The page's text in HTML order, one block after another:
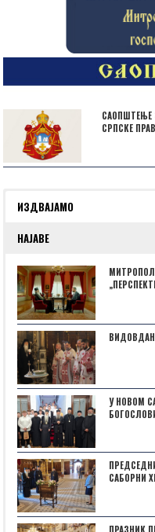
САОПШТЕЊЕ
СРПСКЕ
ИЗДВАЈАМО
НАЈАВЕ
У НОВОМ
САБОРНИ